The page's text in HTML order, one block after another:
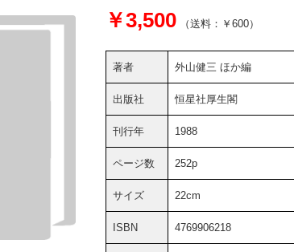
￥3,500 （送料：￥600）
著者 外山健三 ほか編
出版社 恒星社厚生閣
刊行年 1988
ページ数 252p
サイズ 22cm
ISBN 4769906218